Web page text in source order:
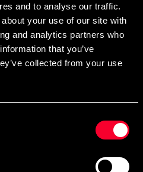
and to analyse our traffic.
your use of our site with
and analytics partners who
that you’ve
collected from your use
modtager du nyheder og tilbud
accepterer du vores